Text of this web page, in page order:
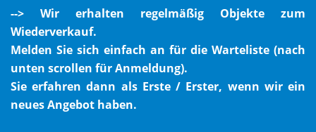
--> Wir erhalten regelmäßig Objekte zum
Wiederverkauf.
Melden Sie sich einfach an für die Warteliste (nach
unten scrollen für Anmeldung).
Sie erfahren dann als Erste / Erster, wenn wir ein
neues Angebot haben.